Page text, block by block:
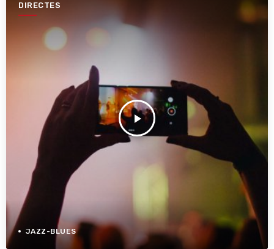
DIRECTES
play_arrow
JAZZ-BLUES